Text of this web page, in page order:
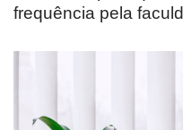
frequência pela